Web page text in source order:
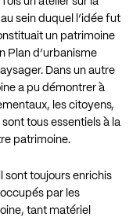
sein duquel l’idée fut
un patrimoine
Plan d’urbanisme
Dans un autre
a pu démontrer à
les citoyens,
tous essentiels à la
patrimoine.
sont toujours enrichis
par les
tant matériel